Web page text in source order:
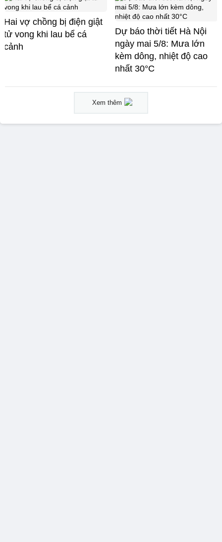
Hai vợ chồng bị điện giật
tử vong khi lau bể cá
cảnh
Dự báo thời tiết Hà Nội
ngày mai 5/8: Mưa lớn
kèm dông, nhiệt độ cao
nhất 30°C
Xem thêm